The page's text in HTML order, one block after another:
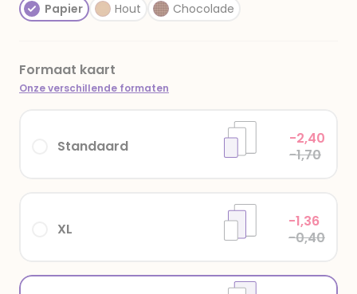
Papier Hout Chocolade
Formaat kaart
Onze verschillende formaten
XL
-1,36
-0,40
Standaard
-2,40
-1,70